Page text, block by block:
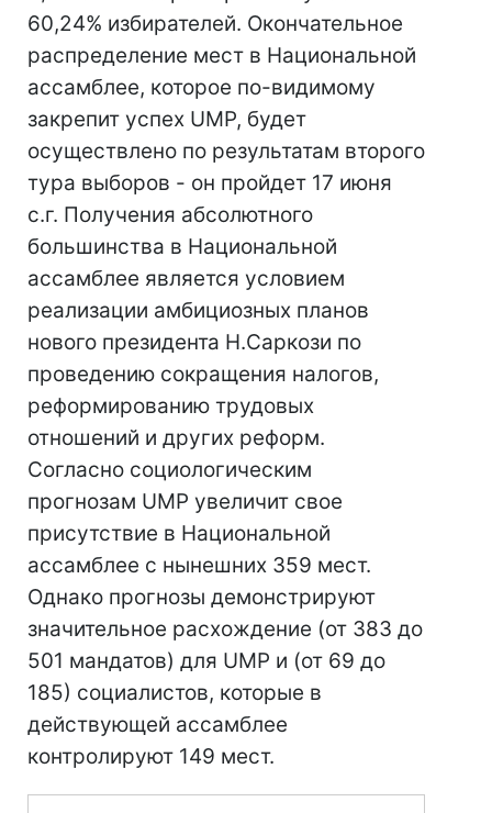
60,24% избирателей. Окончательное
распределение мест в Национальной
ассамблее, которое по-видимому
закрепит успех UMP, будет
осуществлено по результатам второго
тура выборов - он пройдет 17 июня
с.г. Получения абсолютного
большинства в Национальной
ассамблее является условием
реализации амбициозных планов
нового президента Н.Саркози по
проведению сокращения налогов,
реформированию трудовых
отношений и других реформ.
Согласно социологическим
прогнозам UMP увеличит свое
присутствие в Национальной
ассамблее с нынешних 359 мест.
Однако прогнозы демонстрируют
значительное расхождение (от 383 до
501 мандатов) для UMP и (от 69 до
185) социалистов, которые в
действующей ассамблее
контролируют 149 мест.